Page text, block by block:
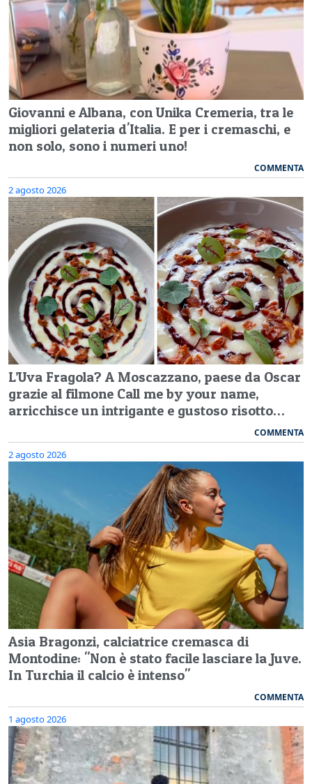
Giovanni e Albana, con Unika Cremeria, tra le
migliori gelateria d'Italia. E per i cremaschi, e
non solo, sono i numeri uno!
COMMENTA
2 agosto 2026
L’Uva Fragola? A Moscazzano, paese da Oscar
grazie al filmone Call me by your name,
arricchisce un intrigante e gustoso risotto…
COMMENTA
2 agosto 2026
Asia Bragonzi, calciatrice cremasca di
Montodine: "Non è stato facile lasciare la Juve.
In Turchia il calcio è intenso"
COMMENTA
1 agosto 2026